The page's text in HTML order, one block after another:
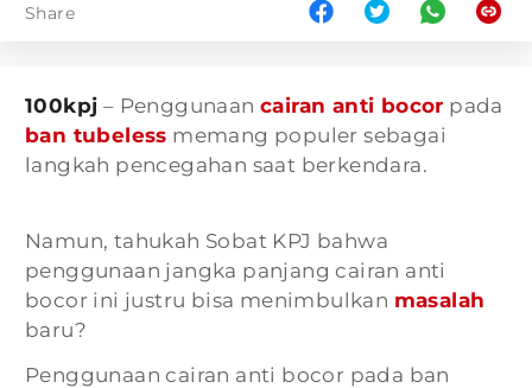
Share
100kpj – Penggunaancairan anti bocor pada
ban tubeless memang populer sebagai
langkah pencegahan saat berkendara.
Namun, tahukah Sobat KPJ bahwa
penggunaan jangka panjang cairan anti
bocor ini justru bisa menimbulkan masalah
baru?
Penggunaan cairan anti bocor pada ban